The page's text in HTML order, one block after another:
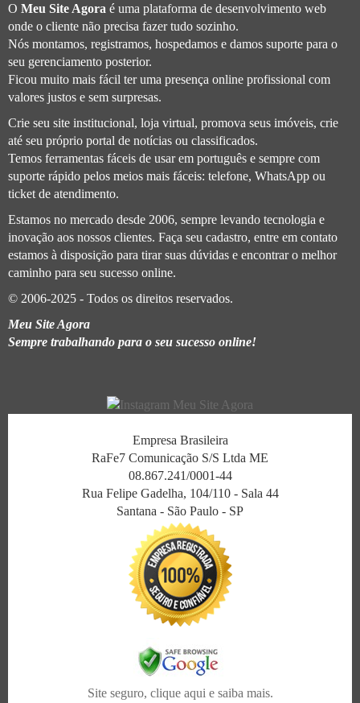
O Meu Site Agora é uma plataforma de desenvolvimento web
onde o cliente não precisa fazer tudo sozinho.
Nós montamos, registramos, hospedamos e damos suporte para o
seu gerenciamento posterior.
Ficou muito mais fácil ter uma presença online profissional com
valores justos e sem surpresas.
Crie seu site institucional, loja virtual, promova seus imóveis, crie
até seu próprio portal de notícias ou classificados.
Temos ferramentas fáceis de usar em português e sempre com
suporte rápido pelos meios mais fáceis: telefone, WhatsApp ou
ticket de atendimento.
Estamos no mercado desde 2006, sempre levando tecnologia e
inovação aos nossos clientes. Faça seu cadastro, entre em contato
estamos à disposição para tirar suas dúvidas e encontrar o melhor
caminho para seu sucesso online.
© 2006-2025 - Todos os direitos reservados.
Meu Site Agora
Sempre trabalhando para o seu sucesso online!
Empresa Brasileira
RaFe7 Comunicação S/S Ltda ME
08.867.241/0001-44
Rua Felipe Gadelha, 104/110 - Sala 44
Santana - São Paulo - SP
Site seguro, clique aqui e saiba mais.